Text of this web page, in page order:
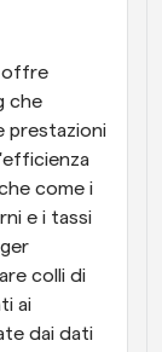
offre
che
prestazioni
come i
e i tassi
colli di
ai
dai dati